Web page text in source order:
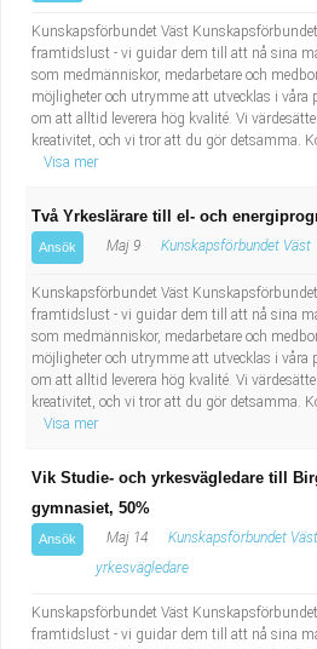
Kunskapsförbundet Väst
framtidslust - vi guidar dem till att nå sina
som medmänniskor, medarbetare och
möjligheter och utrymme att utvecklas i våra
om att alltid leverera hög kvalité. Vi
kreativitet, och vi tror att du gör detsamma.
Visa mer
Två Yrkeslärare till el- och
Ansök Maj 9 Kunskapsförbundet Väst
Kunskapsförbundet Väst
framtidslust - vi guidar dem till att nå sina
som medmänniskor, medarbetare och
möjligheter och utrymme att utvecklas i våra
om att alltid leverera hög kvalité. Vi
kreativitet, och vi tror att du gör detsamma.
Visa mer
Vik Studie- och yrkesvägledare till
gymnasiet, 50%
Ansök Maj 14 Kunskapsförbundet Väst
yrkesvägledare
Kunskapsförbundet Väst
framtidslust - vi guidar dem till att nå sina